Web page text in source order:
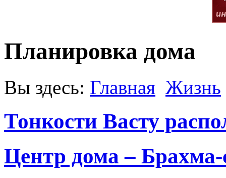
Планировка дома
Вы здесь: Главная Жизнь
Тонкости Васту
Центр дома – Брахма-